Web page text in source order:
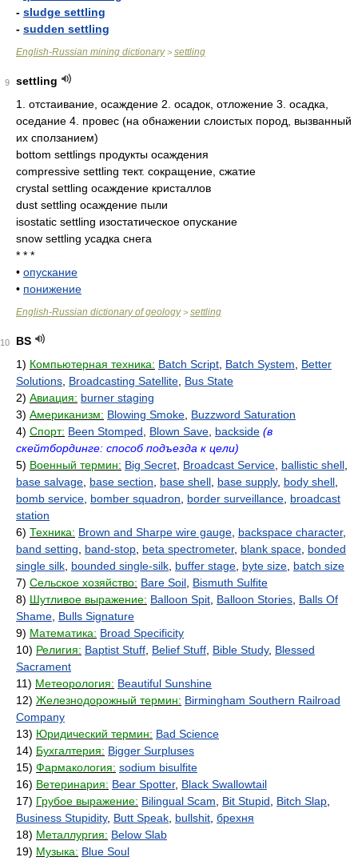
- sludge settling
- sudden settling
English-Russian mining dictionary> settling
9
settling
1. отстаивание, осаждение 2. осадок, отложение 3. осадка,
оседание 4. провес (на обнажении слоистых пород, вызванный
их сползанием)
bottom settlings продукты осаждения
compressive settling тект. сокращение, сжатие
crystal settling осаждение кристаллов
dust settling осаждение пыли
isostatic settling изостатическое опускание
snow settling усадка снега
* * *
• опускание
• понижение
English-Russian dictionary of geology> settling
10
BS
1) Компьютерная техника: Batch Script Batch System
Better
Solutions Broadcasting Satellite Bus State
2) Авиация: burner staging
3) Американизм: Blowing Smoke Buzzword Saturation
4) Спорт: Been Stomped Blown Save backside (в
скейтбординге: способ подъезда к цели)
5) Военный термин: Big Secret Broadcast Service ballistic shell
base salvage base section base shell base supply, body shell
bomb service bomber squadron border surveillance broadcast
station
6) Техника: Brown and Sharpe wire gauge backspace character,
band setting
band-stop beta spectrometer, blank space bonded
single silk bounded single-silk buffer stage byte size batch size
7) Сельское хозяйство: Bare Soil Bismuth Sulfite
8) Шутливое выражение: Balloon Spit Balloon Stories Balls Of
Shame Bulls Signature
9) Математика: Broad Specificity
10) Религия: Baptist Stuff Belief Stuff Bible Study, Blessed
Sacrament
11) Метеорология: Beautiful Sunshine
12) Железнодорожный термин: Birmingham Southern Railroad
Company
13) Юридический термин: Bad Science
14) Бухгалтерия: Bigger Surpluses
15) Фармакология: sodium bisulfite
16) Ветеринария: Bear Spotter, Black Swallowtail
17) Грубое выражение: Bilingual Scam Bit Stupid Bitch Slap
Business Stupidity, Butt Speak bullshit брехня
18) Металлургия: Below Slab
19) Музыка: Blue Soul